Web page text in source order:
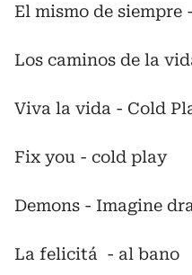
El mismo de siempre
Los caminos de la
Viva la vida - Cold
Fix you - cold play
Demons - Imagine
La felicitá - al bano